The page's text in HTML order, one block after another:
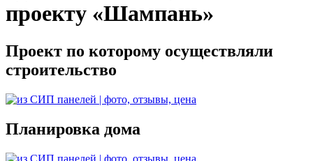
проекту «Шампань»
Проект по которому осуществляли
строительство
Планировка дома